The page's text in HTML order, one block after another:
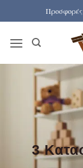
στο
περιεχόμενο
3